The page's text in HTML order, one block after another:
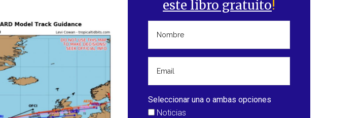
este libro gratuito!
Seleccionar una o ambas opciones
Noticias